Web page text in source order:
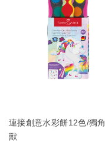
連接創意水彩餅12色/獨角
獸